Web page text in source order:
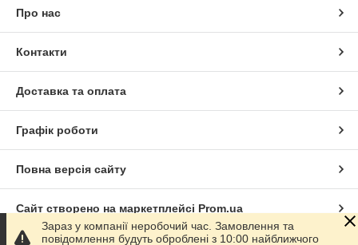
Про нас
Контакти
Доставка та оплата
Графік роботи
Повна версія сайту
Сайт створено на маркетплейсі Prom.ua
Зараз у компанії неробочий час. Замовлення та
повідомлення будуть оброблені з 10:00 найближчого